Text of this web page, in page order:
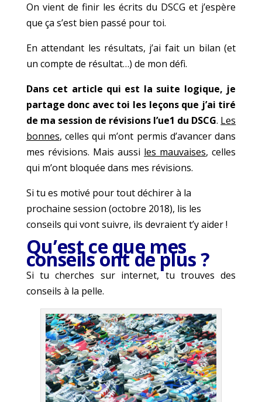
On vient de finir les écrits du DSCG et j’espère
que ça s’est bien passé pour toi.
En attendant les résultats, j’ai fait un bilan (et
un compte de résultat…) de mon défi.
Dans cet article qui est la suite logique, je
partage donc avec toi les leçons que j’ai tiré
de ma session de révisions l’ue1 du DSCG. Les
bonnes, celles qui m’ont permis d’avancer dans
mes révisions. Mais aussi les mauvaises, celles
qui m’ont bloquée dans mes révisions.
Si tu es motivé pour tout déchirer à la
prochaine session (octobre 2018), lis les
conseils qui vont suivre, ils devraient t’y aider !
Qu’est ce que mes
conseils ont de plus ?
Si tu cherches sur internet, tu trouves des
conseils à la pelle.